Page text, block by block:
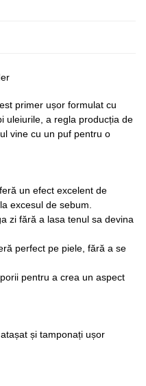
primer ușor formulat cu
uleiurile, a regla producția de
vine cu un puf pentru o
un efect excelent de
excesul de sebum.
zi fără a lasa tenul sa devina
perfect pe piele, fără a se
pentru a crea un aspect
și tamponați ușor